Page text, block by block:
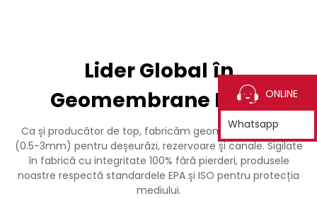
Lider Global în
Geomembrane HDPE
Ca și producător de top, fabricăm geomembrane HDPE
(0.5-3mm) pentru deșeurăzi, rezervoare și canale. Sigilate
în fabrică cu integritate 100% fără pierderi, produsele
noastre respectă standardele EPA și ISO pentru protecția
mediului.
ONLINE
Whatsapp